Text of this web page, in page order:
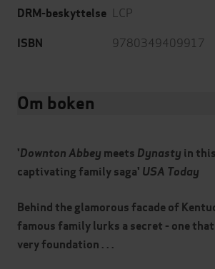
DRM-beskyttelse LCP
ISBN 9780349409917
Om boken
'Downton Abbey meets Dynasty in
captivating family saga' USA Today
Behind the glamorous facade of
famous family lurks a secret - one
very foundation . . .